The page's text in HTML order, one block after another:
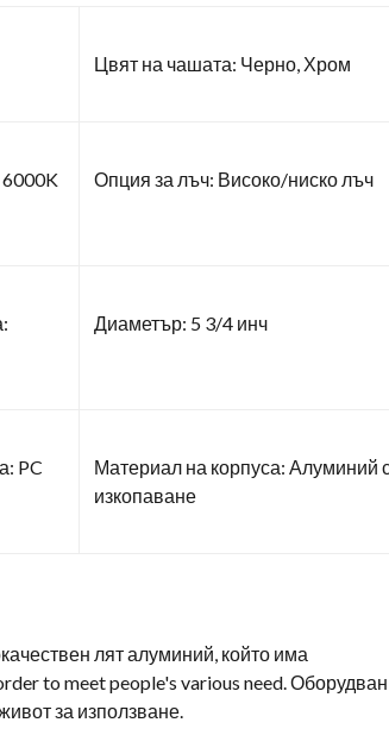
Цвят на чашата: Черно, Хром
Опция за лъч: Високо/ниско лъч
Диаметър: 5 3/4 инч
PC
Материал на корпуса: Алуминий
изкопаване
лят алуминий, който има
to meet people's various need. Оборудван
за използване.